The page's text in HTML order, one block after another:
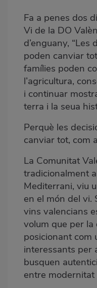
Body
Fa a penes dos
Vi de la DO
d’enguany,
poden canviar
famílies poden
l’agricultura,
i continuar
terra i la seua
Perquè les
canviar tot, com
La Comunitat
tradicionalment
Mediterrani, viu
en el món del vi.
vins valencians
volum que per la
posicionant com
interessants per
busquen
entre modernitat